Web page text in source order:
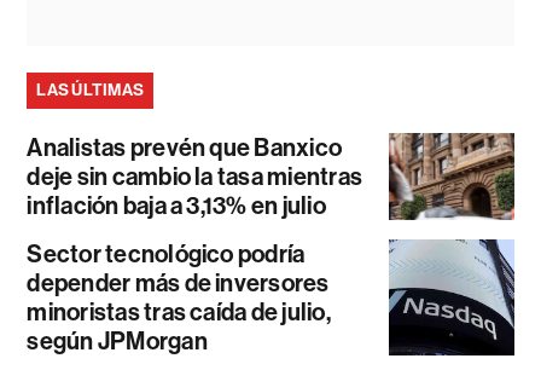
LAS ÚLTIMAS
Analistas prevén que Banxico
deje sin cambio la tasa mientras
inflación baja a 3,13% en julio
Sector tecnológico podría
depender más de inversores
minoristas tras caída de julio,
según JPMorgan